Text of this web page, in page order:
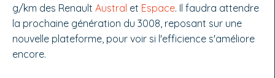
g/km des Renault Austral et Espace. Il faudra attendre
la prochaine génération du 3008, reposant sur une
nouvelle plateforme, pour voir si l'efficience s'améliore
encore.